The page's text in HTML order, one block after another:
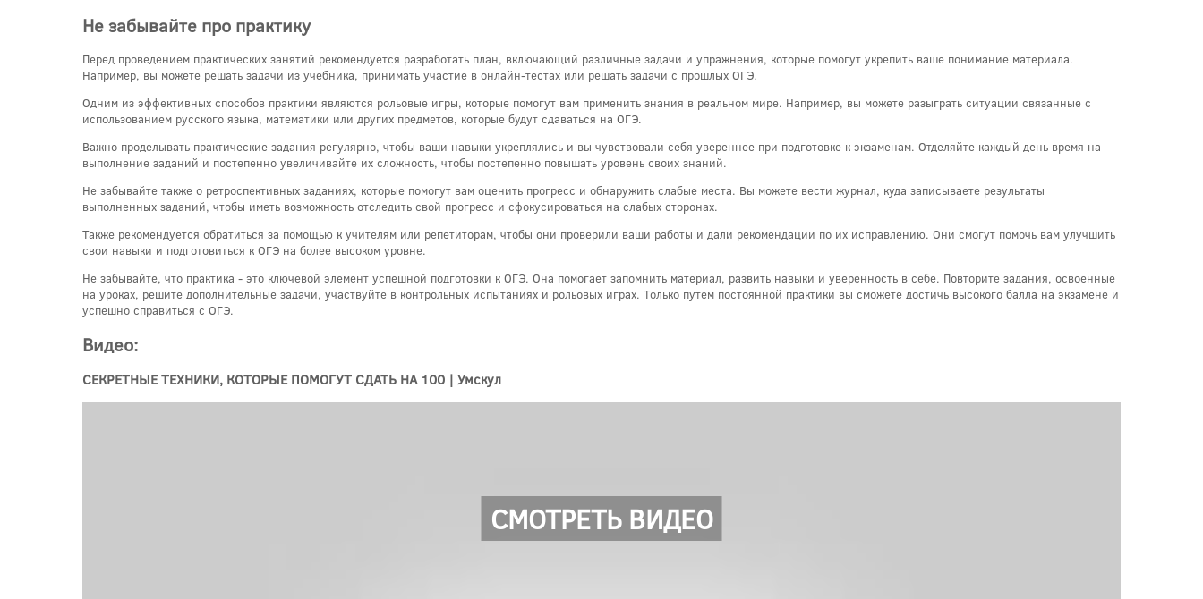
Не забывайте про практику
Перед проведением практических занятий рекомендуется разработать план, включающий различные задачи и упражнения, которые помогут укрепить ваше понимание материала.
Например, вы можете решать задачи из учебника, принимать участие в онлайн-тестах или решать задачи с прошлых ОГЭ.
Одним из эффективных способов практики являются рольовые игры, которые помогут вам применить знания в реальном мире. Например, вы можете разыграть ситуации связанные с
использованием русского языка, математики или других предметов, которые будут сдаваться на ОГЭ.
Важно проделывать практические задания регулярно, чтобы ваши навыки укреплялись и вы чувствовали себя увереннее при подготовке к экзаменам. Отделяйте каждый день время на
выполнение заданий и постепенно увеличивайте их сложность, чтобы постепенно повышать уровень своих знаний.
Не забывайте также о ретроспективных заданиях, которые помогут вам оценить прогресс и обнаружить слабые места. Вы можете вести журнал, куда записываете результаты
выполненных заданий, чтобы иметь возможность отследить свой прогресс и сфокусироваться на слабых сторонах.
Также рекомендуется обратиться за помощью к учителям или репетиторам, чтобы они проверили ваши работы и дали рекомендации по их исправлению. Они смогут помочь вам улучшить
свои навыки и подготовиться к ОГЭ на более высоком уровне.
Не забывайте, что практика - это ключевой элемент успешной подготовки к ОГЭ. Она помогает запомнить материал, развить навыки и уверенность в себе. Повторите задания, освоенные
на уроках, решите дополнительные задачи, участвуйте в контрольных испытаниях и рольовых играх. Только путем постоянной практики вы сможете достичь высокого балла на экзамене и
успешно справиться с ОГЭ.
Видео:
СЕКРЕТНЫЕ ТЕХНИКИ, КОТОРЫЕ ПОМОГУТ СДАТЬ НА 100 | Умскул
СМОТРЕТЬ ВИДЕО